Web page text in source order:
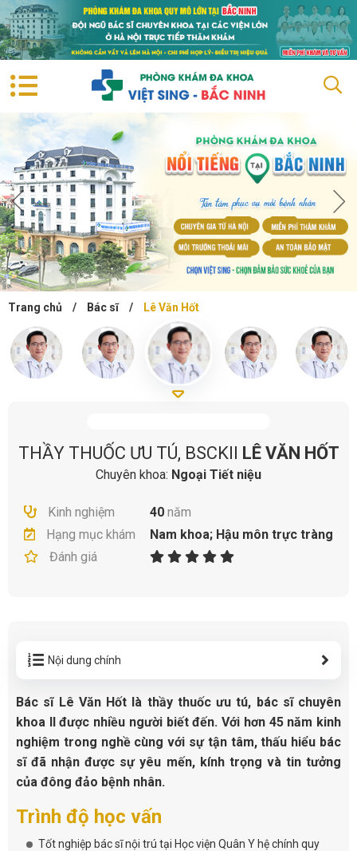
Trang chủ / Bác sĩ / Lê Văn Hốt
THẦY THUỐC ƯU TÚ, BSCKII LÊ VĂN HỐT
Chuyên khoa: Ngoại Tiết niệu
Kinh nghiệm 40 năm
Hạng mục khám
Nam khoa; Hậu môn trực tràng
Đánh giá
Nội dung chính
Bác sĩ Lê Văn Hốt là thầy thuốc ưu tú, bác sĩ chuyên
khoa II được nhiều người biết đến. Với hơn 45 năm kinh
nghiệm trong nghề cùng với sự tận tâm, thấu hiểu bác
sĩ đã nhận được sự yêu mến, kính trọng và tin tưởng
của đông đảo bệnh nhân.
Trình độ học vấn
Tốt nghiệp bác sĩ nội trú tại Học viện Quân Y hệ chính quy